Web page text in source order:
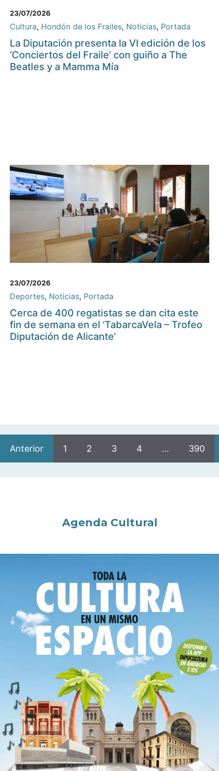
23/07/2026
Cultura, Hondón de los Frailes, Noticias, Portada
La Diputación presenta la VI edición de los
‘Conciertos del Fraile’ con guiño a The
Beatles y a Mamma Mía
23/07/2026
Deportes, Noticias, Portada
Cerca de 400 regatistas se dan cita este
fin de semana en el ‘TabarcaVela – Trofeo
Diputación de Alicante’
Anterior 1 2 3 4 … 390
Agenda Cultural